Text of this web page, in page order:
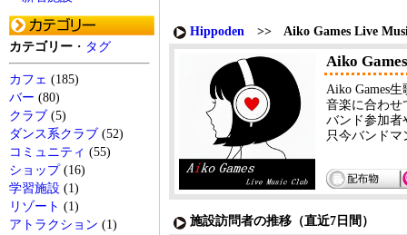
カテゴリー ・ タグ
カフェ (185)
バー (80)
クラブ (5)
ダンス系クラブ (52)
コミュニティ (55)
ショップ(16)
学習施設 (1)
リゾート (1)
アトラクション (1)
Hippoden >> Aiko Games Live
Aiko
Aiko Games
音楽に合わせ
バンド参加者
只今バンドマ
施設訪問者の推移（直近7日間）